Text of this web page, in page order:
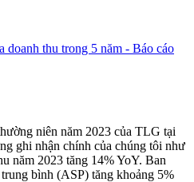
thu trong 5 năm - Báo cáo
niên năm 2023 của TLG tại
ghi nhận chính của chúng tôi như
năm 2023 tăng 14% YoY. Ban
bình (ASP) tăng khoảng 5%